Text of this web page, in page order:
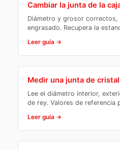
Cambiar la junta de la
Diámetro y grosor correctos,
engrasado. Recupera la
Leer guía →
Medir una junta de
Lee el diámetro interior,
de rey. Valores de referencia
Leer guía →